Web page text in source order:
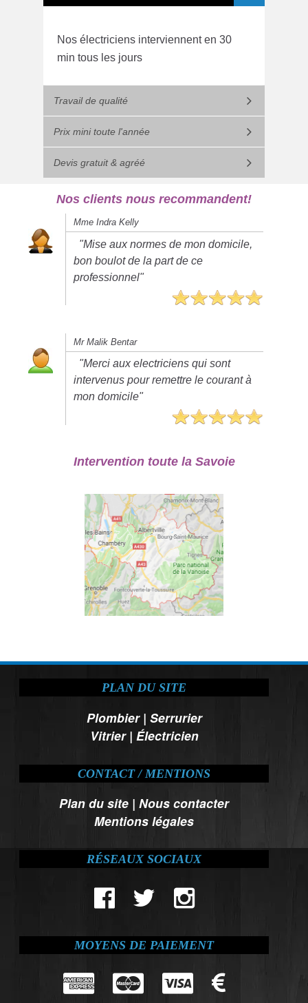
Nos électriciens interviennent en 30
min tous les jours
Travail de qualité
Prix mini toute l'année
Devis gratuit & agréé
Nos clients nous recommandent!
Mme Indra Kelly
"Mise aux normes de mon domicile,
bon boulot de la part de ce
professionnel"
Mr Malik Bentar
"Merci aux electriciens qui sont
intervenus pour remettre le courant à
mon domicile"
Intervention toute la Savoie
PLAN DU SITE
Plombier| Serrurier
Vitrier| Électricien
CONTACT / MENTIONS
Plan du site |Nous contacter
Mentions légales
RÉSEAUX SOCIAUX
MOYENS DE PAIEMENT